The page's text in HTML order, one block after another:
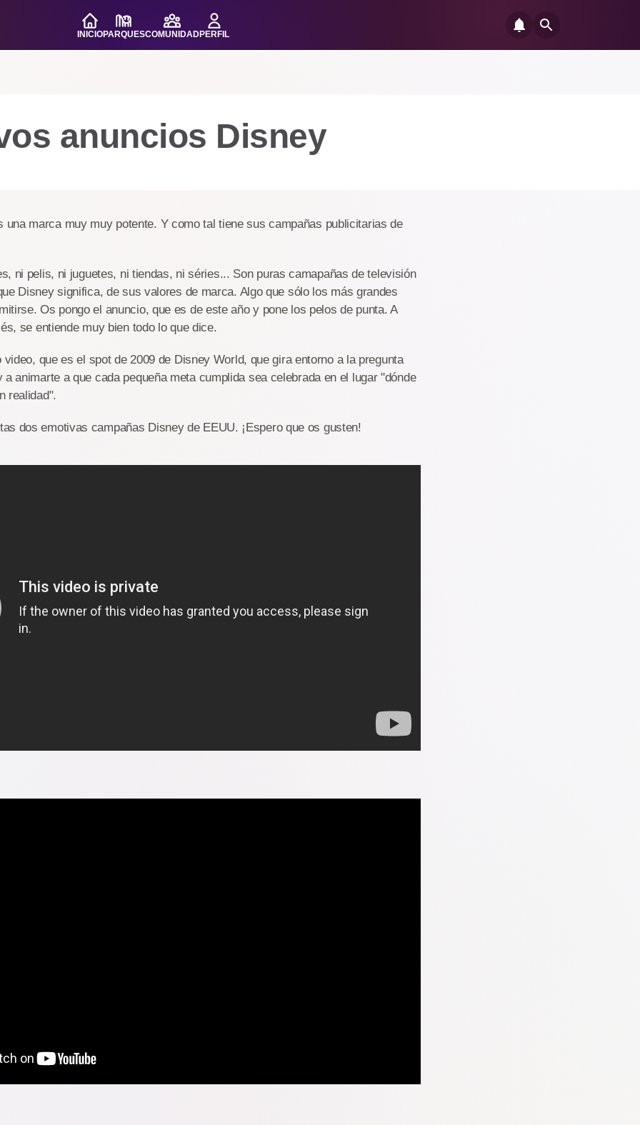
INICIOPARQUESCOMUNIDADPERFIL
anuncios Disney
una marca muy muy potente. Y como tal tiene sus campañas publicitarias de
ni pelis, ni juguetes, ni tiendas, ni séries... Son puras camapañas de televisión
Disney significa, de sus valores de marca. Algo que sólo los más grandes
Os pongo el anuncio, que es de este año y pone los pelos de punta. A
se entiende muy bien todo lo que dice.
video, que es el spot de 2009 de Disney World, que gira entorno a la pregunta
animarte a que cada pequeña meta cumplida sea celebrada en el lugar "dónde
realidad".
dos emotivas campañas Disney de EEUU. ¡Espero que os gusten!